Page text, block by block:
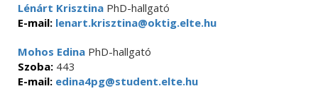
Lénárt Krisztina PhD-hallgató
E-mail: lenart.krisztina@oktig.elte.hu
Mohos Edina PhD-hallgató
Szoba: 443
E-mail: edina4pg@student.elte.hu